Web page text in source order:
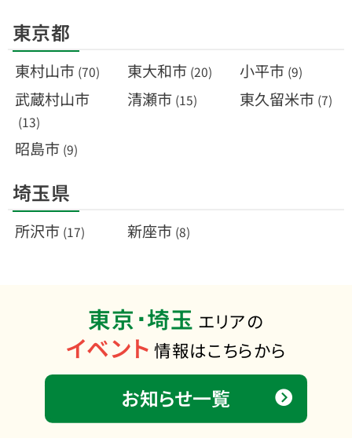
東京都
東村山市 (70) 東大和市 (20) 小平市 (9)
武蔵村山市
(13)
清瀬市 (15) 東久留米市 (7)
昭島市 (9)
埼玉県
所沢市 (17) 新座市 (8)
東京･埼玉 エリアの
イベント 情報はこちらから
お知らせ一覧